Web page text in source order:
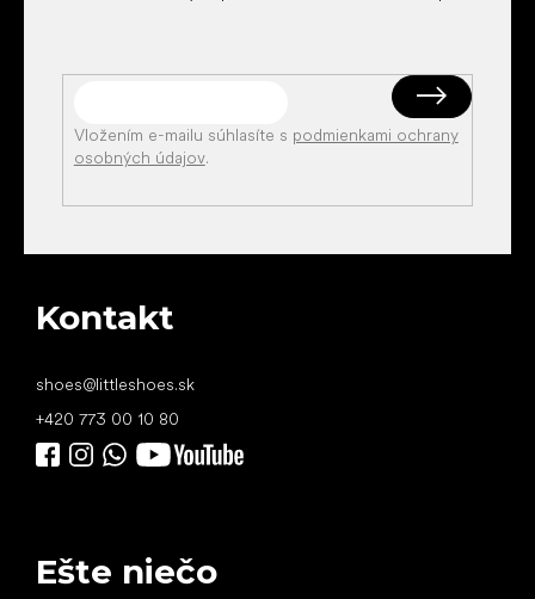
Vložením e-mailu súhlasíte s podmienkami ochrany
osobných údajov.
Kontakt
shoes@littleshoes.sk
+420 773 00 10 80
Ešte niečo